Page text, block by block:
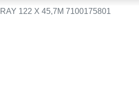
122 X 45,7M 7100175801